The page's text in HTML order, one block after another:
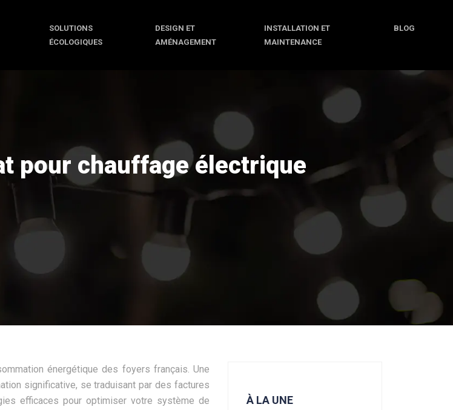
SOLUTIONS
ÉCOLOGIQUES
DESIGN ET
AMÉNAGEMENT
INSTALLATION ET
MAINTENANCE
BLOG
pour chauffage électrique
énergétique des foyers français. Une
significative, se traduisant par des factures
efficaces pour optimiser votre système de
À LA UNE